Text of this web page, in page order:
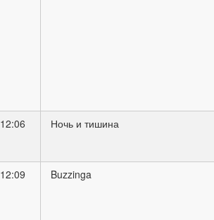
12:06 Ночь и тишина
12:09 Buzzinga